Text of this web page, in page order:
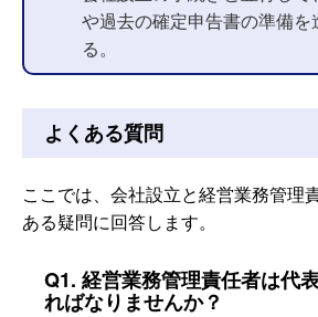
や過去の確定申告書の準備を
る。
よくある質問
ここでは、会社設立と経営業務管理
ある疑問に回答します。
Q1. 経営業務管理責任者は代
ればなりませんか？